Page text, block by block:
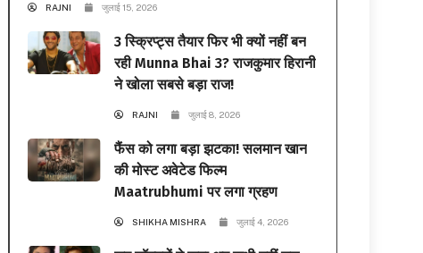
RAJNI जुलाई 15, 2026
3 स्क्रिप्ट्स तैयार फिर भी क्यों नहीं बन
रही Munna Bhai 3? राजकुमार हिरानी
ने खोला सबसे बड़ा राज!
RAJNI जुलाई 8, 2026
फैंस को लगा बड़ा झटका! सलमान खान
की मोस्ट अवेटेड फिल्म
Maatrubhumi पर लगा ग्रहण
SHIKHA MISHRA जुलाई 4, 2026